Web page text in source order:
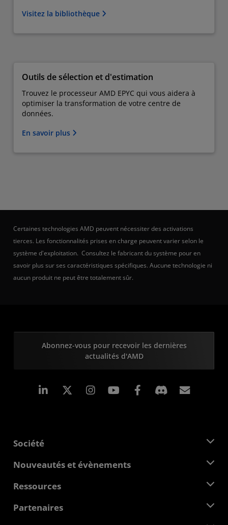
Visitez la bibliothèque
Outils de sélection et d'estimation
Trouvez le processeur AMD EPYC qui vous aidera à
optimiser la transformation de votre centre de
données.
En savoir plus
Certaines technologies AMD peuvent nécessiter des activations
tierces. Les fonctionnalités prises en charge peuvent varier selon le
système d'exploitation. Consultez le fabricant du système pour en
savoir plus sur ses caractéristiques spécifiques. Aucune technologie ni
aucun produit ne peut être totalement sûr.
Abonnez-vous pour recevoir les dernières
actualités d'AMD
LinkedIn Instagram Facebook
Société
À propos d'AMD
Responsabilité d'entreprise
Carrières
Nouveautés et évènements
Salle de presse
Médiathèque
Ressources
Centre pour les développeurs
Partenaires